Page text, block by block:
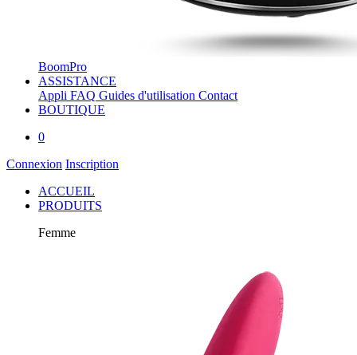
BoomPro
ASSISTANCE
Appli FAQ Guides d'utilisation Contact
BOUTIQUE
0
Connexion Inscription
ACCUEIL
PRODUITS
Femme